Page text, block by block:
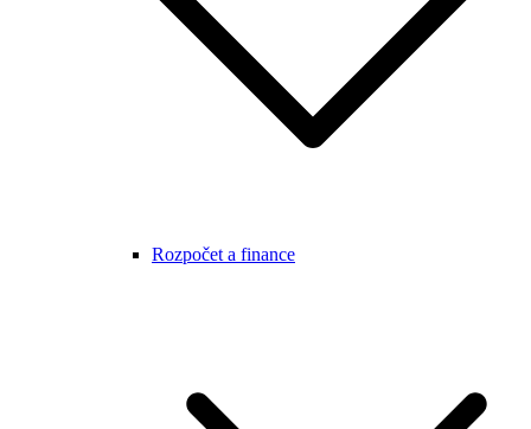
Rozpočet a finance